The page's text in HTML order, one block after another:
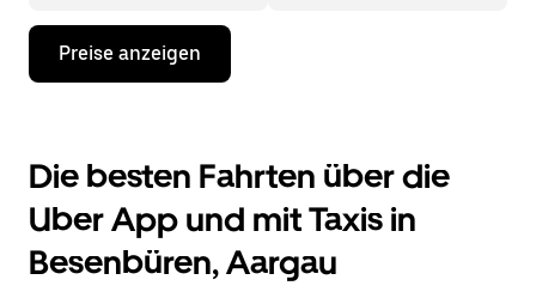
Drücke
Nach-
mit
dem
Kalender
zu
interagieren
und
Preise anzeigen
Die besten Fahrten über die
Uber App und mit Taxis in
Besenbüren, Aargau